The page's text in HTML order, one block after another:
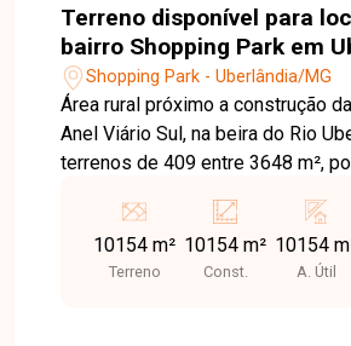
Terreno disponível para
bairro Shopping Park em
MGShopping Park - Uberlândia/MG
Área rural próximo a construção
Anel Viário Sul, na beira do Rio
terrenos de 409 entre 3648 m²,
10154 m²
Terreno
10154 m²
Const.
10154
A. Útil